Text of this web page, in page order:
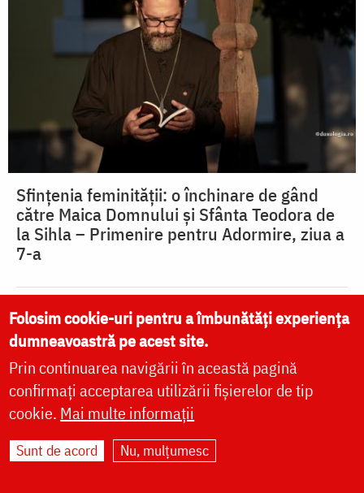
Sfințenia feminității: o închinare de gând
către Maica Domnului și Sfânta Teodora de
la Sihla – Primenire pentru Adormire, ziua a
7-a
Vremelnica sexualitate și
rostul ei (I)
Folosim cookie-uri pentru a îmbunătăți experiența
dumneavoastră pe acest site.
Prin continuarea navigării în această pagină
confirmați acceptarea utilizării fișierelor de tip
cookie. Mai multe informații
Sunt de acord Nu, mulțumesc